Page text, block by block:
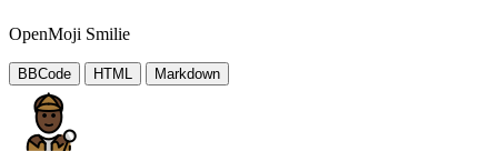
OpenMoji Smilie
BBCode HTML Markdown